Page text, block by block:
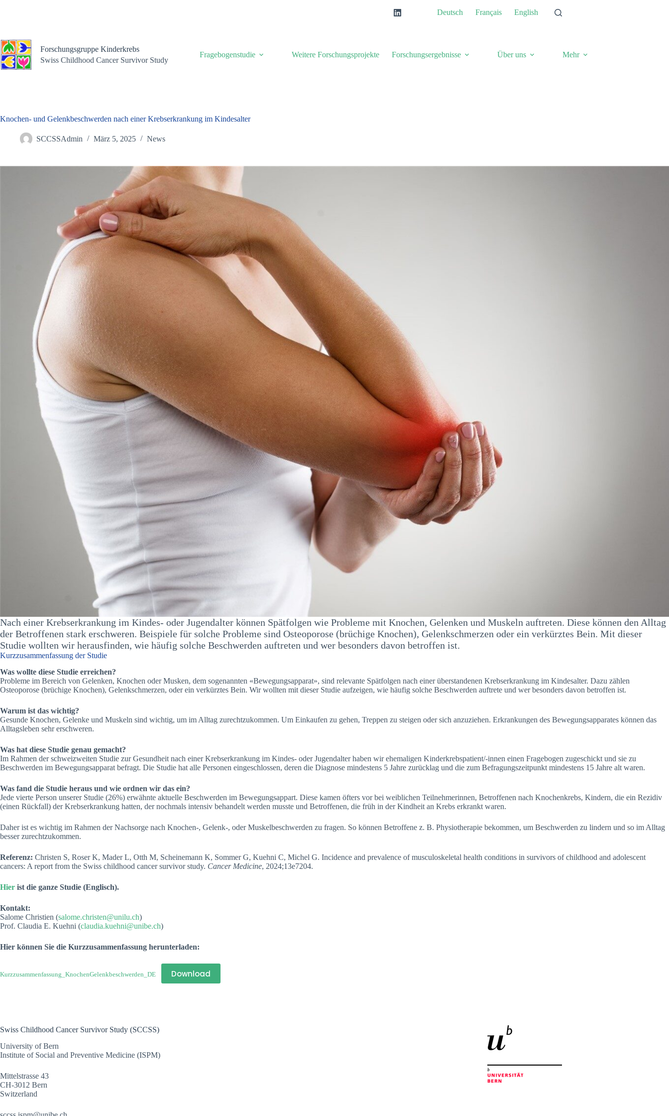
Deutsch Français English
Forschungsgruppe Kinderkrebs
Swiss Childhood Cancer Survivor Study
Fragebogenstudie Weitere Forschungsprojekte Forschungsergebnisse Über uns Mehr
Knochen- und Gelenkbeschwerden nach einer Krebserkrankung im Kindesalter
SCCSSAdmin März 5, 2025 News
Nach einer Krebserkrankung im Kindes- oder Jugendalter können Spätfolgen wie Probleme mit Knochen, Gelenken und Muskeln auftreten. Diese können den Alltag
der Betroffenen stark erschweren. Beispiele für solche Probleme sind Osteoporose (brüchige Knochen), Gelenkschmerzen oder ein verkürztes Bein. Mit dieser
Studie wollten wir herausfinden, wie häufig solche Beschwerden auftreten und wer besonders davon betroffen ist.
Kurzzusammenfassung der Studie
Was wollte diese Studie erreichen?
Probleme im Bereich von Gelenken, Knochen oder Musken, dem sogenannten «Bewegungsapparat», sind relevante Spätfolgen nach einer überstandenen Krebserkrankung im Kindesalter. Dazu zählen
Osteoporose (brüchige Knochen), Gelenkschmerzen, oder ein verkürztes Bein. Wir wollten mit dieser Studie aufzeigen, wie häufig solche Beschwerden auftrete und wer besonders davon betroffen ist.
Warum ist das wichtig?
Gesunde Knochen, Gelenke und Muskeln sind wichtig, um im Alltag zurechtzukommen. Um Einkaufen zu gehen, Treppen zu steigen oder sich anzuziehen. Erkrankungen des Bewegungsapparates können das
Alltagsleben sehr erschweren.
Was hat diese Studie genau gemacht?
Im Rahmen der schweizweiten Studie zur Gesundheit nach einer Krebserkrankung im Kindes- oder Jugendalter haben wir ehemaligen Kinderkrebspatient/-innen einen Fragebogen zugeschickt und sie zu
Beschwerden im Bewegungsapparat befragt. Die Studie hat alle Personen eingeschlossen, deren die Diagnose mindestens 5 Jahre zurücklag und die zum Befragungszeitpunkt mindestens 15 Jahre alt waren.
Was fand die Studie heraus und wie ordnen wir das ein?
Jede vierte Person unserer Studie (26%) erwähnte aktuelle Beschwerden im Bewegungsappart. Diese kamen öfters vor bei weiblichen Teilnehmerinnen, Betroffenen nach Knochenkrebs, Kindern, die ein Rezidiv
(einen Rückfall) der Krebserkrankung hatten, der nochmals intensiv behandelt werden musste und Betroffenen, die früh in der Kindheit an Krebs erkrankt waren.
Daher ist es wichtig im Rahmen der Nachsorge nach Knochen-, Gelenk-, oder Muskelbeschwerden zu fragen. So können Betroffene z. B. Physiotherapie bekommen, um Beschwerden zu lindern und so im Alltag
besser zurechtzukommen.
Referenz: Christen S, Roser K, Mader L, Otth M, Scheinemann K, Sommer G, Kuehni C, Michel G. Incidence and prevalence of musculoskeletal health conditions in survivors of childhood and adolescent
cancers: A report from the Swiss childhood cancer survivor study. Cancer Medicine, 2024;13e7204.
Hier ist die ganze Studie (Englisch).
Kontakt:
Salome Christien (salome.christen@unilu.ch)
Prof. Claudia E. Kuehni (claudia.kuehni@unibe.ch)
Hier können Sie die Kurzzusammenfassung herunterladen:
Kurzzusammenfassung_KnochenGelenkbeschwerden_DE Download
Swiss Childhood Cancer Survivor Study (SCCSS)
University of Bern
Institute of Social and Preventive Medicine (ISPM)
Mittelstrasse 43
CH-3012 Bern
Switzerland